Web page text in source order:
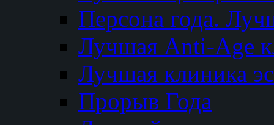
Персона года.
Лучшая Anti-Age
Лучшая клиника
Прорыв Года